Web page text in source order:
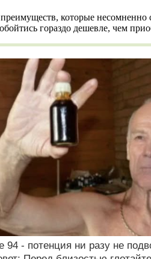
которые
гораздо дешевле, чем
94 - потенция ни разу не